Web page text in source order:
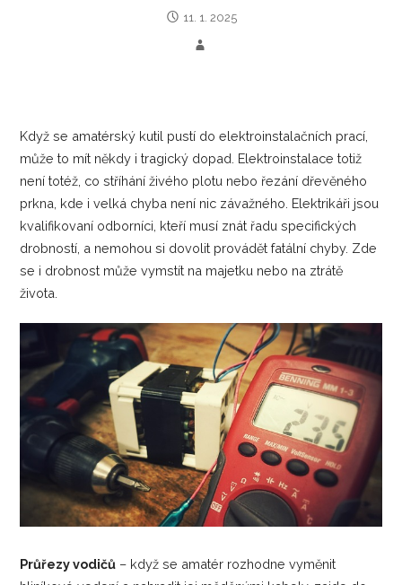
11. 1. 2025
Když se amatérský kutil pustí do elektroinstalačních prací,
může to mít někdy i tragický dopad. Elektroinstalace totiž
není totéž, co stříhání živého plotu nebo řezání dřevěného
prkna, kde i velká chyba není nic závažného. Elektrikáři jsou
kvalifikovaní odborníci, kteří musí znát řadu specifických
drobností, a nemohou si dovolit provádět fatální chyby. Zde
se i drobnost může vymstít na majetku nebo na ztrátě
života.
Průřezy vodičů – když se amatér rozhodne vyměnit